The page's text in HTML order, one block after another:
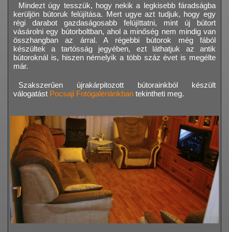
Mindezt úgy tesszük, hogy nekik a legkisebb fáradságba
kerüljön bútoruk felújítása. Mert ugye azt tudjuk, hogy egy
régi darabot gazdaságosabb felújíttatni, mint új bútort
vásárolni egy bútorboltban, ahol a minőség nem mindig van
összhangban az árral. A régebbi bútorok még fából
készültek a tartósság jegyében, ezt láthatjuk az antik
bútoroknál is, hiszen némelyik a több száz évet is megélte
már.
Szakszerűen újrakárpitozott bútorainkból készült
válogatást Pocsaji Fotógalériánkban tekintheti meg.